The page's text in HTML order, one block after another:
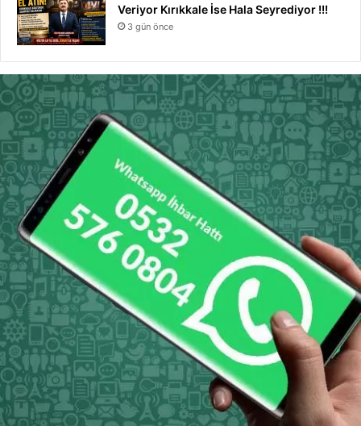
Veriyor Kırıkkale İse Hala Seyrediyor !!!
3 gün önce